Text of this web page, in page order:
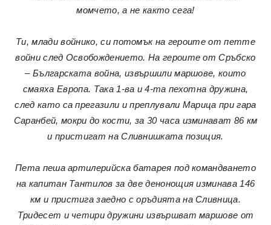
момчето, а не както сега!
Ти, млади войнико, си потомък на героите от петте
войни след Освобождението. На героите от Сръбско
– Българската война, извършили маршове, които
смаяха Европа. Така 1-ва и 4-та пехотна дружина,
след като са прегазили и преплували Марица при гара
Саранбей, мокри до кости, за 30 часа изминават 86 км
и пристигат на Сливнишката позиция.
Пета пеша артилерийска батарея под командването
на капитан Тантилов за две денонощия изминава 146
км и пристига заедно с оръдията на Сливница.
Тридесет и четири дружини извършват маршове от